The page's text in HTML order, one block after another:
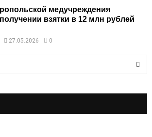
медучреждения
взятки в 12 млн рублей
27.05.2026 0